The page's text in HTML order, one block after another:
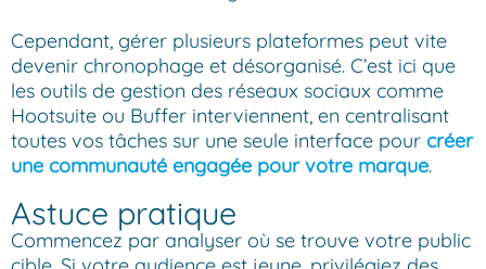
Cependant, gérer plusieurs plateformes peut vite
devenir chronophage et désorganisé. C’est ici que
les outils de gestion des réseaux sociaux comme
Hootsuite ou Buffer interviennent, en centralisant
toutes vos tâches sur une seule interface pour créer
une communauté engagée pour votre marque.
Astuce pratique
Commencez par analyser où se trouve votre public